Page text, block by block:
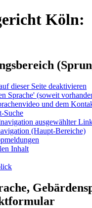
Köln:
dieser Seite deaktivieren
Sprache' (soweit
und dem
Suche
ausgewählter
(Haupt-Bereiche)
Inhalt